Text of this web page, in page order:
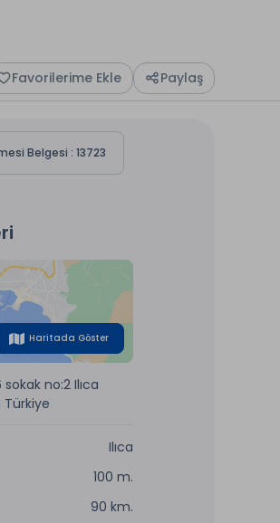
Favorilerime Ekle Paylaş
Belgesi : 13723
Haritada Göster
no:2 Ilıca
Ilıca
100 m.
90 km.